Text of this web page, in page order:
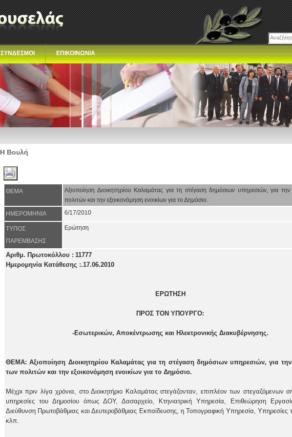
ΣΥΝΔΕΣΜΟΙ ΕΠΙΚΟΙΝΩΝΙΑ
Η Βουλή
ΘΕΜΑ
Αξιοποίηση Διοικητηρίου Καλαμάτας για τη στέγαση δημόσιων υπηρεσιών, για
πολιτών και την εξοικονόμηση ενοικίων για το Δημόσιο.
ΗΜΕΡΟΜΗΝΙΑ
6/17/2010
ΤΥΠΟΣ
ΠΑΡΕΜΒΑΣΗΣ
Ερώτηση
Αριθμ. Πρωτοκόλλου : 11777
Ημερομηνία Κατάθεσης :.17.06.2010
ΕΡΩΤΗΣΗ
ΠΡΟΣ ΤΟΝ ΥΠΟΥΡΓΟ:
-Εσωτερικών, Αποκέντρωσης και Ηλεκτρονικής Διακυβέρνησης.
ΘΕΜΑ: Αξιοποίηση Διοικητηρίου Καλαμάτας για τη στέγαση δημόσιων υπηρεσιών, για
των πολιτών και την εξοικονόμηση ενοικίων για το Δημόσιο.
Μέχρι πριν λίγα χρόνια, στο Διοικητήριο Καλαμάτας στεγάζονταν, επιπλέον των στεγαζόμενων
υπηρεσίες του Δημοσίου όπως ΔΟΥ, Δασαρχείο, Κτηνιατρική Υπηρεσία, Επιθεώρηση
Διεύθυνση Πρωτοβάθμιας και Δευτεροβάθμιας Εκπαίδευσης, η Τοπογραφική Υπηρεσία, Υπηρεσίες
κλπ.